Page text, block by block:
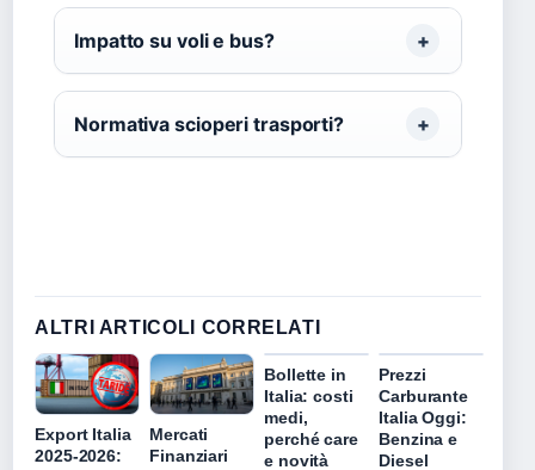
Impatto su voli e bus?
Normativa scioperi trasporti?
ALTRI ARTICOLI CORRELATI
Export Italia
2025-2026:
Mercati
Finanziari
Bollette in
Italia: costi
medi,
perché care
e novità
Prezzi
Carburante
Italia Oggi:
Benzina e
Diesel